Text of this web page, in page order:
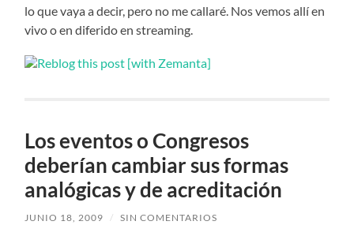
lo que vaya a decir, pero no me callaré. Nos vemos allí en
vivo o en diferido en streaming.
Los eventos o Congresos
deberían cambiar sus formas
analógicas y de acreditación
JUNIO 18, 2009 / SIN COMENTARIOS